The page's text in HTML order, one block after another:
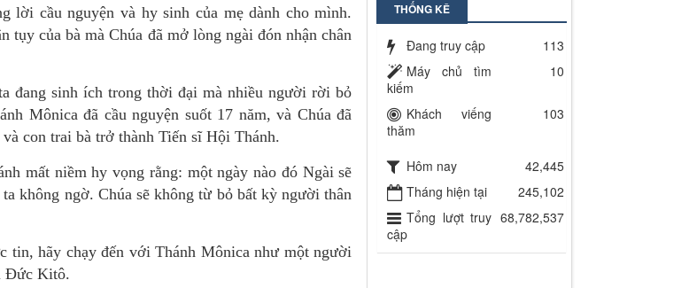
lời cầu nguyện và hy sinh của mẹ dành cho mình.
của bà mà Chúa đã mở lòng ngài đón nhận chân
đang sinh ích trong thời đại mà nhiều người rời bỏ
Mônica đã cầu nguyện suốt 17 năm, và Chúa đã
con trai bà trở thành Tiến sĩ Hội Thánh.
mất niềm hy vọng rằng: một ngày nào đó Ngài sẽ
không ngờ. Chúa sẽ không từ bỏ bất kỳ người thân
hãy chạy đến với Thánh Mônica như một người
Đức Kitô.
THỐNG KÊ
Đang truy cập
113
Máy chủ tìm
kiếm
10
Khách viếng
thăm
103
Hôm nay
42,445
Tháng hiện tại
245,102
Tổng lượt truy
cập
68,782,537